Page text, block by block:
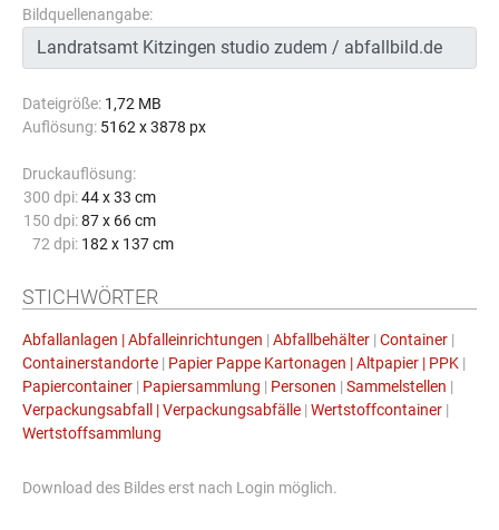
Bildquellenangabe:
Dateigröße: 1,72 MB
Auflösung: 5162 x 3878 px
Druckauflösung:
300 dpi: 44 x 33 cm
150 dpi: 87 x 66 cm
72 dpi: 182 x 137 cm
STICHWÖRTER
Abfallanlagen | Abfalleinrichtungen | Abfallbehälter | Container |
Containerstandorte | Papier Pappe Kartonagen | Altpapier | PPK |
Papiercontainer | Papiersammlung | Personen | Sammelstellen |
Verpackungsabfall | Verpackungsabfälle | Wertstoffcontainer |
Wertstoffsammlung
Download des Bildes erst nach Login möglich.